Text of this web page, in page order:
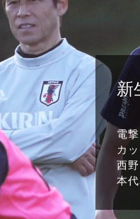
新
電
カ
西
本